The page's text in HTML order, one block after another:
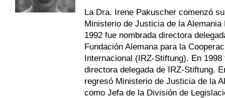
La Dra. Irene Pakuscher comenzó
Ministerio de Justicia de la Alemania
1992 fue nombrada directora
Fundación Alemana para la
Internacional (IRZ-Stiftung). En 1998
directora delegada de IRZ-Stiftung.
regresó Ministerio de Justicia de la
como Jefa de la División de